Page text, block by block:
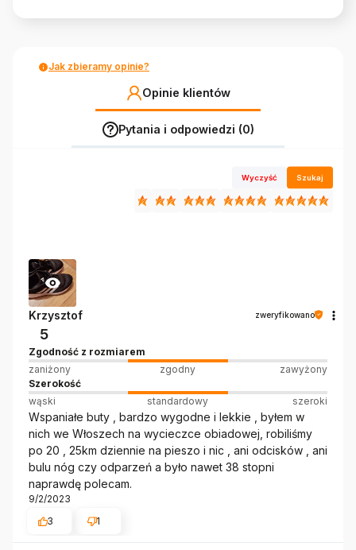
Jak zbieramy opinie?
Opinie klientów
Pytania i odpowiedzi (0)
Wyczyść Szukaj
Krzysztof zweryfikowano
5
Zgodność z rozmiarem
zaniżony
zgodny
zawyżony
Szerokość
wąski
standardowy szeroki
Wspaniałe buty , bardzo wygodne i lekkie , byłem w
nich we Włoszech na wycieczce obiadowej, robiliśmy
po 20 , 25km dziennie na pieszo i nic , ani odcisków , ani
bulu nóg czy odparzeń a było nawet 38 stopni
naprawdę polecam.
9/2/2023
3
1